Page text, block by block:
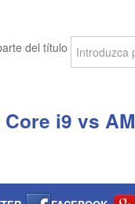
del título
i9 vs